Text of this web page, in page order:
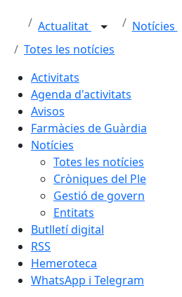
Actualitat
Notícies
Totes les notícies
Activitats
Agenda d'activitats
Avisos
Farmàcies de Guàrdia
Notícies
Totes les notícies
Cròniques del Ple
Gestió de govern
Entitats
Butlletí digital
RSS
Hemeroteca
WhatsApp i Telegram